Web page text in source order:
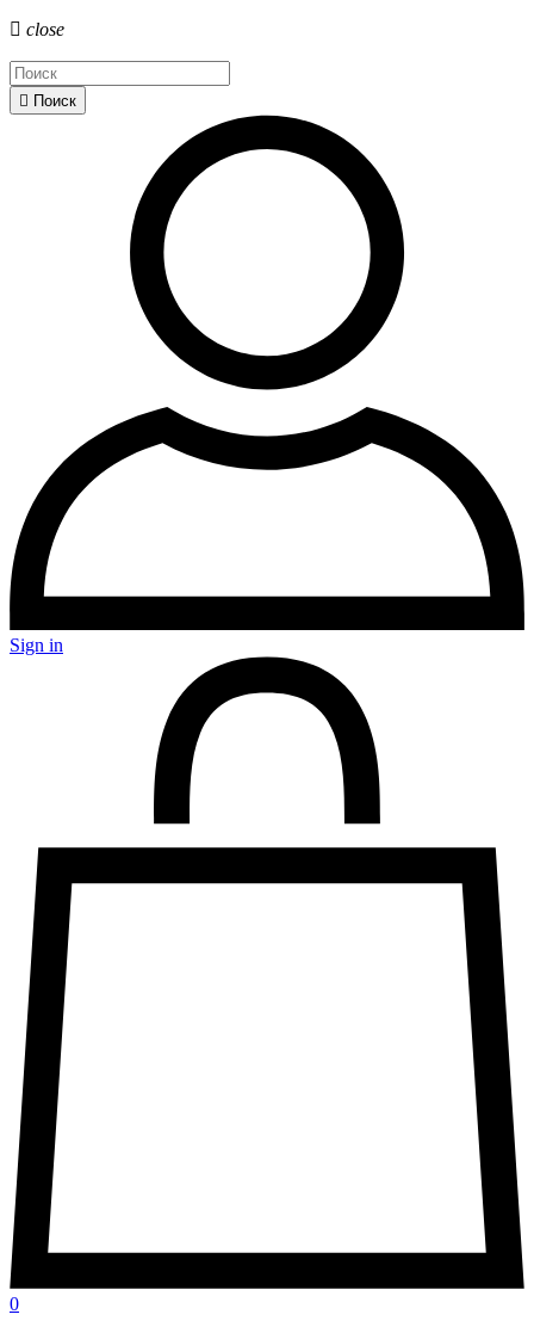
 close
 Поиск
Sign in
0